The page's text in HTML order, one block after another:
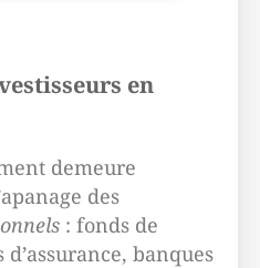
en
demeure
des
: fonds de
banques